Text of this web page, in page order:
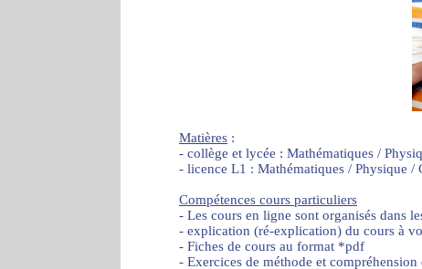
Matières :
- collège et lycée : Mathématiques /
- licence L1 : Mathématiques / Physique /
Compétences cours particuliers
- Les cours en ligne sont organisés dans
- explication (ré-explication) du cours à
- Fiches de cours au format *pdf
- Exercices de méthode et